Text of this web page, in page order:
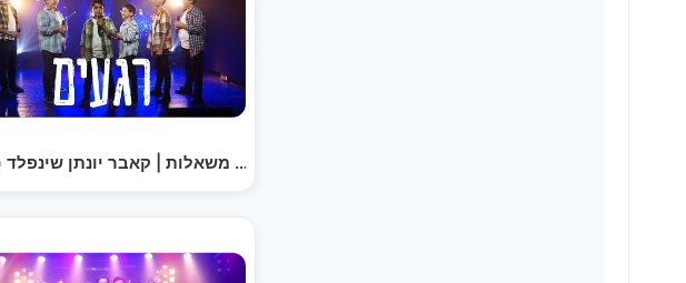
בעבור אבותינו - מקהלת משאלות - ווקאלי (קאבר נפתלי…